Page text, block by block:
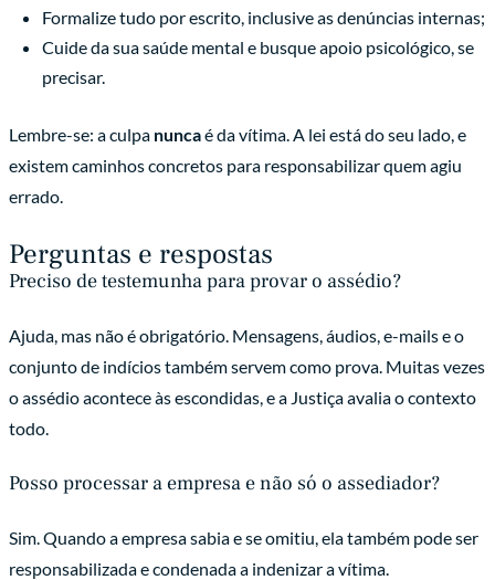
Formalize tudo por escrito, inclusive as denúncias internas;
Cuide da sua saúde mental e busque apoio psicológico, se
precisar.
Lembre-se: a culpa nuncaé da vítima. A lei está do seu lado, e
existem caminhos concretos para responsabilizar quem agiu
errado.
Perguntas e respostas
Preciso de testemunha para provar o assédio?
Ajuda, mas não é obrigatório. Mensagens, áudios, e-mails e o
conjunto de indícios também servem como prova. Muitas vezes
o assédio acontece às escondidas, e a Justiça avalia o contexto
todo.
Posso processar a empresa e não só o assediador?
Sim. Quando a empresa sabia e se omitiu, ela também pode ser
responsabilizada e condenada a indenizar a vítima.